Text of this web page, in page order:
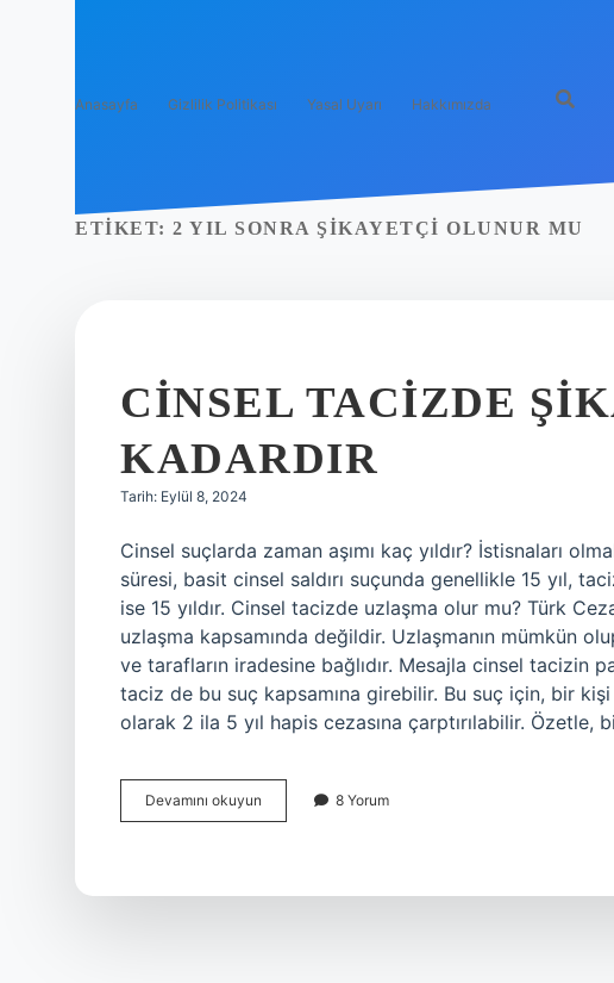
Anasayfa Gizlilik Politikası Yasal Uyarı Hakkımızda
ETIKET: 2 YIL SONRA ŞIKAYETÇI OLUNUR MU
CINSEL TACIZDE
KADARDIR
Tarih: Eylül 8, 2024
Cinsel suçlarda zaman aşımı kaç yıldır? İstisnaları
süresi, basit cinsel saldırı suçunda genellikle 15 yıl,
ise 15 yıldır. Cinsel tacizde uzlaşma olur mu? Türk
uzlaşma kapsamında değildir. Uzlaşmanın mümkün
ve tarafların iradesine bağlıdır. Mesajla cinsel tacizin
taciz de bu suç kapsamına girebilir. Bu suç için, bir
olarak 2 ila 5 yıl hapis cezasına çarptırılabilir. Özetle,
Devamını okuyun
Tacizde
8 Yorum